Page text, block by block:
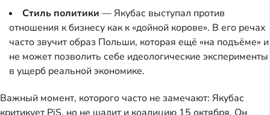
Стиль политики — Якубас выступал против
отношения к бизнесу как к «дойной корове». В его речах
часто звучит образ Польши, которая ещё «на подъёме» и
не может позволить себе идеологические эксперименты
в ущерб реальной экономике.
Важный момент, которого часто не замечают: Якубас